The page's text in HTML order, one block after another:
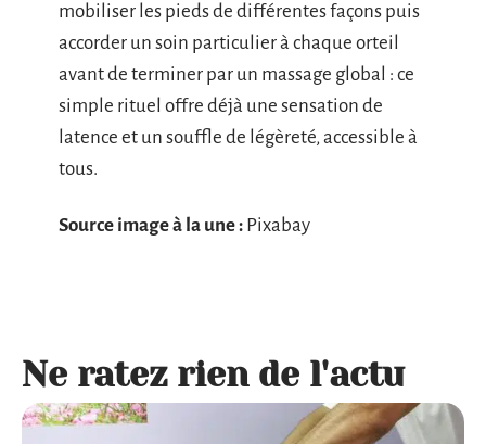
mobiliser les pieds de différentes façons puis
accorder un soin particulier à chaque orteil
avant de terminer par un massage global : ce
simple rituel offre déjà une sensation de
latence et un souffle de légèreté, accessible à
tous.
Source image à la une : Pixabay
Ne ratez rien de l'actu